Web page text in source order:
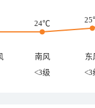
24℃
南风 东
<3级 <3